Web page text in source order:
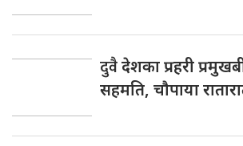
दुवैदेशका प्रहरी
सहमति, चाैपाया